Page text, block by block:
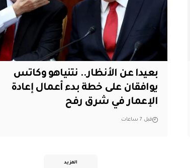
بعيدا عن الأنظار.. نتنياهو وكاتس
يوافقان على خطة بدء أعمال إعادة
الإعمار في شرق رفح
قبل 7 ساعات
المزيد